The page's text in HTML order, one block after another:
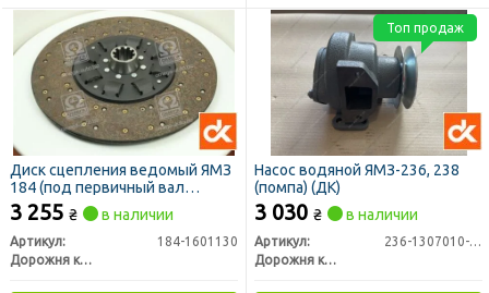
Диск сцепления ведомый ЯМЗ
184 (под первичный вал
50,7мм) (ДК)
3 255 ₴ в наличии
Артикул:
184-1601130
Дорожня карта
Насос водяной ЯМЗ-236, 238
(помпа) (ДК)
3 030 ₴ в наличии
Артикул:
236-1307010-А3
Дорожня карта
Топ продаж